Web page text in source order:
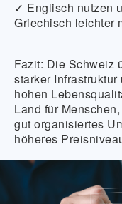
✓ Englisch nutzen
Griechisch leichter
Fazit: Die Schweiz
starker
hohen
Land für
gut organisiertes
höheres